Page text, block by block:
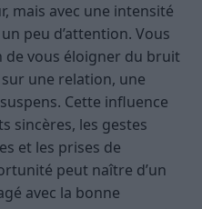
mais avec une intensité
peu d’attention. Vous
vous éloigner du bruit
une relation, une
Cette influence
sincères, les gestes
et les prises de
peut naître d’un
avec la bonne